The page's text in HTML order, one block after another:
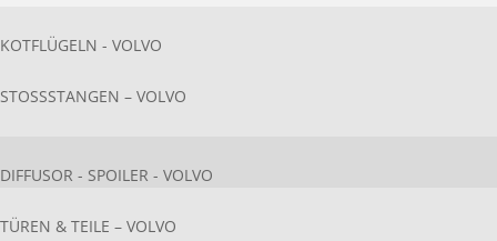
KOTFLÜGELN - VOLVO
STOSSSTANGEN – VOLVO
DIFFUSOR - SPOILER - VOLVO
TÜREN & TEILE – VOLVO